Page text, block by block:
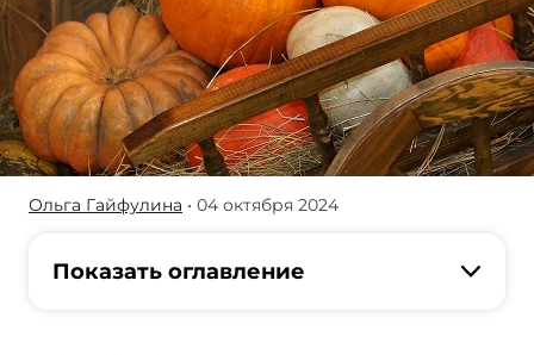
О
российских
Ольга Гайфулина • 04 октября 2024
Показать оглавление